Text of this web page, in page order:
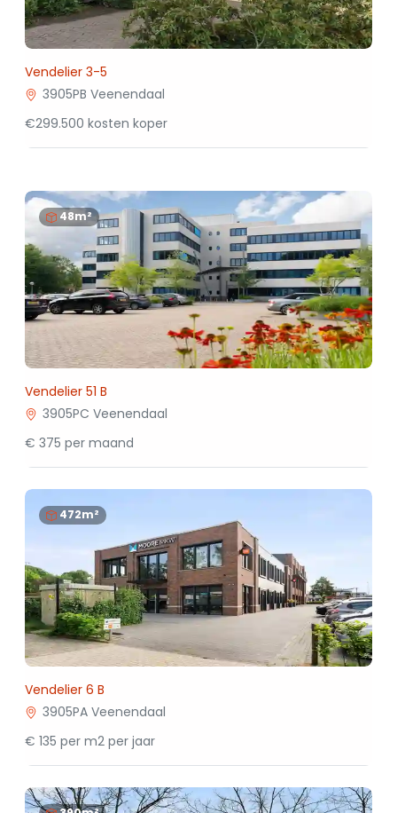
Vendelier 3-5
3905PB Veenendaal
€299.500 kosten koper
48m²
Vendelier 51 B
3905PC Veenendaal
€ 375 per maand
472m²
Vendelier 6 B
3905PA Veenendaal
€ 135 per m2 per jaar